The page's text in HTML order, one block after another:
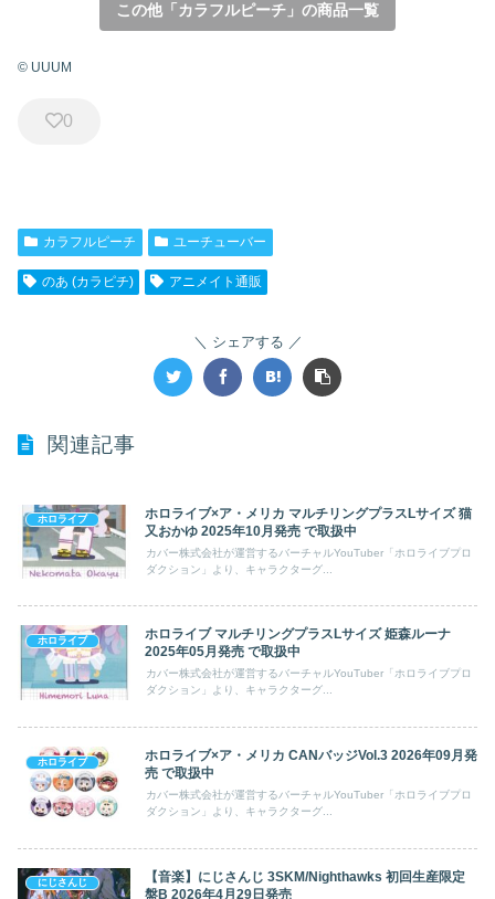
この他「カラフルピーチ」の商品一覧
© UUUM
0
カラフルピーチ ユーチューバー
のあ (カラピチ) アニメイト通販
シェアする
関連記事
ホロライブ
ホロライブ×ア・メリカ マルチリングプラスLサイズ 猫
又おかゆ 2025年10月発売 で取扱中
カバー株式会社が運営するバーチャルYouTuber「ホロライブプロ
ダクション」より、キャラクターグ...
ホロライブ
ホロライブ マルチリングプラスLサイズ 姫森ルーナ
2025年05月発売 で取扱中
カバー株式会社が運営するバーチャルYouTuber「ホロライブプロ
ダクション」より、キャラクターグ...
ホロライブ
ホロライブ×ア・メリカ CANバッジVol.3 2026年09月発
売 で取扱中
カバー株式会社が運営するバーチャルYouTuber「ホロライブプロ
ダクション」より、キャラクターグ...
にじさんじ
【音楽】にじさんじ 3SKM/Nighthawks 初回生産限定
盤B 2026年4月29日発売